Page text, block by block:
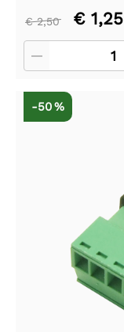
€ 2,50 € 1,25
-50 %